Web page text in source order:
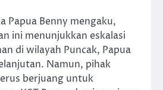
Papua Benny mengaku,
ini menunjukkan eskalasi
di wilayah Puncak, Papua
Namun, pihak
berjuang untuk